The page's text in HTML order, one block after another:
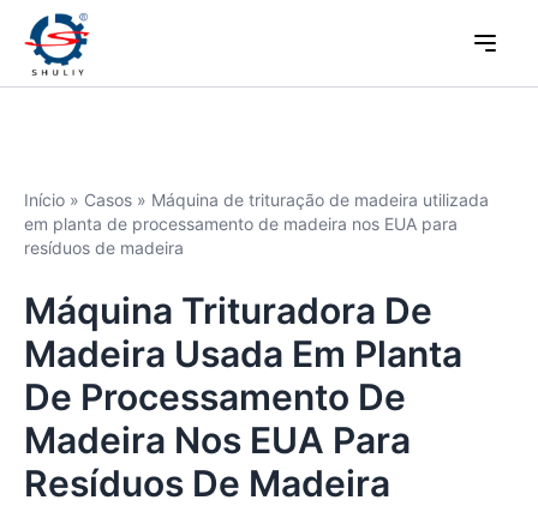
Início » Casos » Máquina de trituração de madeira utilizada
em planta de processamento de madeira nos EUA para
resíduos de madeira
Máquina Trituradora De
Madeira Usada Em Planta
De Processamento De
Madeira Nos EUA Para
Resíduos De Madeira